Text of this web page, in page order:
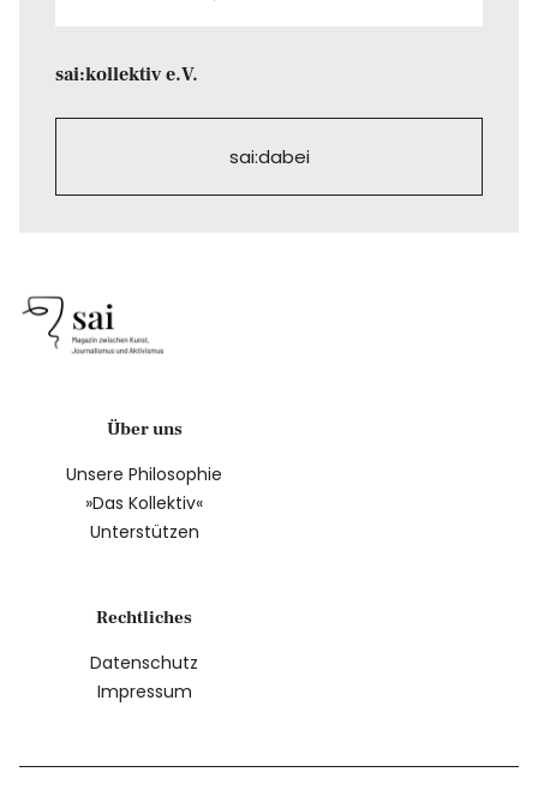
sai:kollektiv e.V.
sai:dabei
Über uns
Unsere Philosophie
»Das Kollektiv«
Unterstützen
Rechtliches
Datenschutz
Impressum